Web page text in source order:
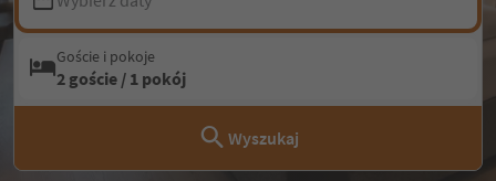
Goście i pokoje
2 goście / 1 pokój
Wyszukaj